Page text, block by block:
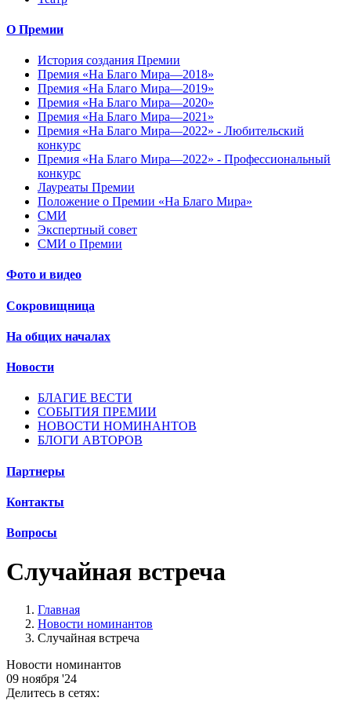
О Премии
История создания Премии
Премия «На Благо Мира—2018»
Премия «На Благо Мира—2019»
Премия «На Благо Мира—2020»
Премия «На Благо Мира—2021»
Премия «На Благо Мира—2022» - Любительский
конкурс
Премия «На Благо Мира—2022» - Профессиональный
конкурс
Лауреаты Премии
Положение о Премии «На Благо Мира»
СМИ
Экспертный совет
СМИ о Премии
Фото и видео
Сокровищница
На общих началах
Новости
БЛАГИЕ ВЕСТИ
СОБЫТИЯ ПРЕМИИ
НОВОСТИ НОМИНАНТОВ
БЛОГИ АВТОРОВ
Партнеры
Контакты
Вопросы
Случайная встреча
Главная
Новости номинантов
Случайная встреча
Новости номинантов
09 ноября '24
Делитесь в сетях: